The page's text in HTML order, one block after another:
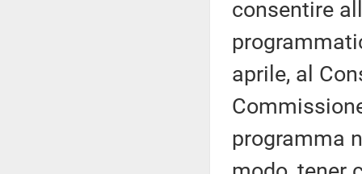
consentire
aprile, al
programma